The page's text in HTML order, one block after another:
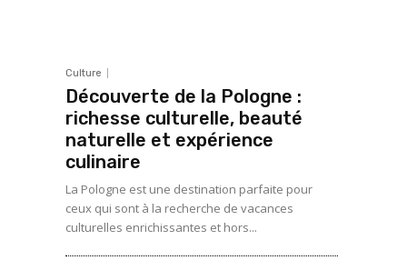
Culture
Découverte de la Pologne :
richesse culturelle, beauté
naturelle et expérience
culinaire
La Pologne est une destination parfaite pour
ceux qui sont à la recherche de vacances
culturelles enrichissantes et hors...